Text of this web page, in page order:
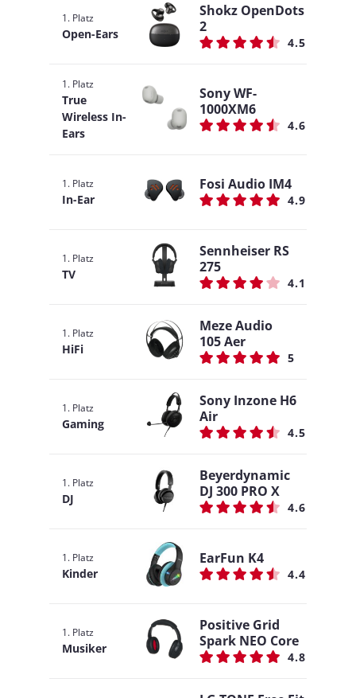
1. Platz
Open-Ears
Shokz OpenDots
2
4.5
1. Platz
True
Wireless In-
Ears
Sony WF-
1000XM6
4.6
1. Platz
In-Ear
Fosi Audio IM4
4.9
1. Platz
TV
Sennheiser RS
275
4.1
1. Platz
HiFi
Meze Audio
105 Aer
5
1. Platz
Gaming
Sony Inzone H6
Air
4.5
1. Platz
DJ
Beyerdynamic
DJ 300 PRO X
4.6
1. Platz
Kinder
EarFun K4
4.4
1. Platz
Musiker
Positive Grid
Spark NEO Core
4.8